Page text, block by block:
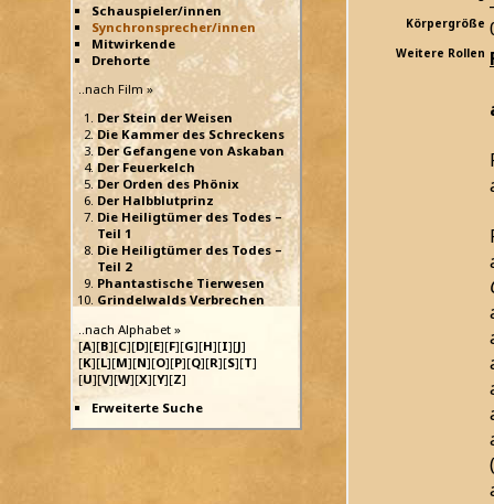
Schauspieler/innen
Synchronsprecher/innen
Mitwirkende
Drehorte
..nach Film »
Der Stein der Weisen
Die Kammer des Schreckens
Der Gefangene von Askaban
Der Feuerkelch
Der Orden des Phönix
Der Halbblutprinz
Die Heiligtümer des Todes –
Teil 1
Die Heiligtümer des Todes –
Teil 2
Phantastische Tierwesen
Grindelwalds Verbrechen
..nach Alphabet »
[A][B][C][D][E][F][G][H][I][J]
[K][L][M][N][O][P][Q][R][S][T]
[U][V][W][X][Y][Z]
Erweiterte Suche
Körpergröße
Weitere Rollen